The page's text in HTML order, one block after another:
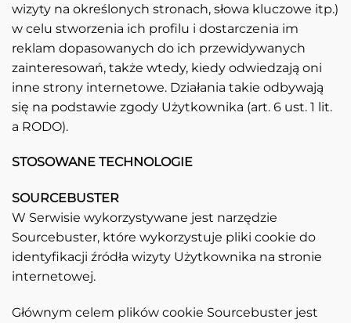
wizyty na określonych stronach, słowa kluczowe itp.)
w celu stworzenia ich profilu i dostarczenia im
reklam dopasowanych do ich przewidywanych
zainteresowań, także wtedy, kiedy odwiedzają oni
inne strony internetowe. Działania takie odbywają
się na podstawie zgody Użytkownika (art. 6 ust. 1 lit.
a RODO).
STOSOWANE TECHNOLOGIE
SOURCEBUSTER
W Serwisie wykorzystywane jest narzędzie
Sourcebuster, które wykorzystuje pliki cookie do
identyfikacji źródła wizyty Użytkownika na stronie
internetowej.
Głównym celem plików cookie Sourcebuster jest